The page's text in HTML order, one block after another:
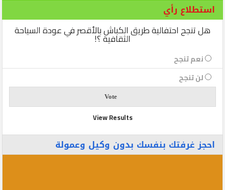
استطلاع رأي
هل تنجح احتفالية طريق الكباش بالأقصر في عودة السياحة
الثقافية ؟!
نعم تنجح
لن تنجح
View Results
احجز غرفتك بنفسك بدون وكيل وعمولة